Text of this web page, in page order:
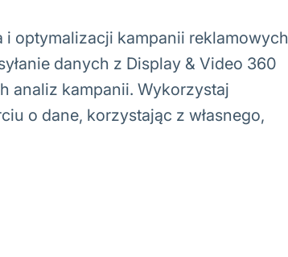
optymalizacji kampanii reklamowych
danych z Display & Video 360
analiz kampanii. Wykorzystaj
o dane, korzystając z własnego,